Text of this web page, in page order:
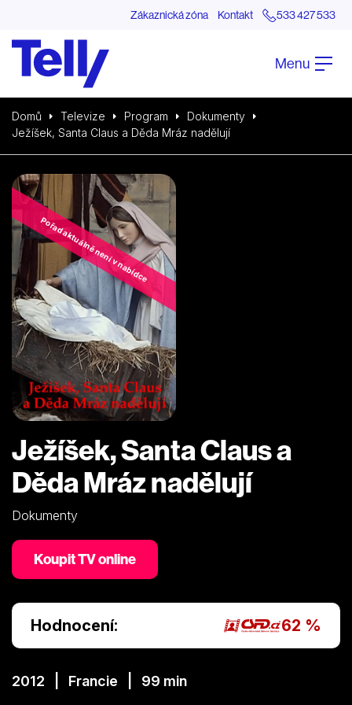
Zákaznická zóna Kontakt 533 427 533
Menu
Domů Televize Program
Dokumenty
Ježíšek, Santa Claus a Děda Mráz nadělují
Pořad aktuálně není v nabídce
Ježíšek, Santa Claus a
Děda Mráz nadělují
Dokumenty
Koupit TV online
Hodnocení: 62 %
2012 | Francie | 99 min